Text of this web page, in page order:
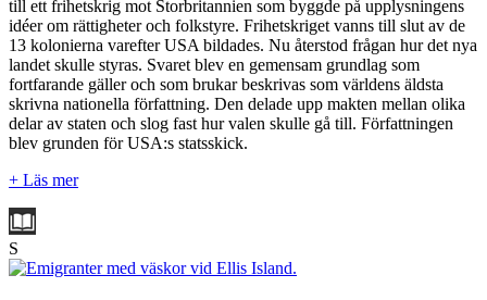
till ett frihetskrig mot Storbritannien som byggde på upplysningens
idéer om rättigheter och folkstyre. Frihetskriget vanns till slut av de
13 kolonierna varefter USA bildades. Nu återstod frågan hur det nya
landet skulle styras. Svaret blev en gemensam grundlag som
fortfarande gäller och som brukar beskrivas som världens äldsta
skrivna nationella författning. Den delade upp makten mellan olika
delar av staten och slog fast hur valen skulle gå till. Författningen
blev grunden för USA:s statsskick.
+ Läs mer
S